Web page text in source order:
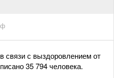
связи с выздоровлением от
35 794 человека.